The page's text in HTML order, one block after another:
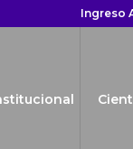
Ingreso